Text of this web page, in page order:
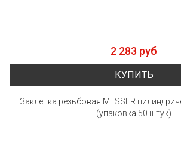
2 283 руб
КУПИТЬ
Заклепка резьбовая MESSER
(упаковка 50 штук)